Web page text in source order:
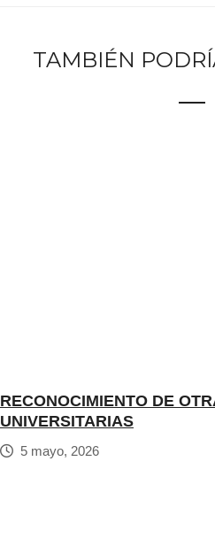
TAMBIÉN
RECONOCIMIENTO DE
UNIVERSITARIAS
5 mayo, 2026